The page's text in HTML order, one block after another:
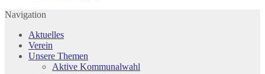
Navigation
Aktuelles
Verein
Unsere Themen
Aktive Kommunalwahl